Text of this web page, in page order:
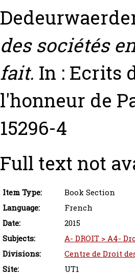
des sociétés
fait. In : Ecrits
l'honneur de
15296-4
Full text not
Item Type:
Book Section
Language:
French
Date:
2015
Subjects:
A- DROIT > A4-
Divisions:
Centre de Droit
Site:
UT1